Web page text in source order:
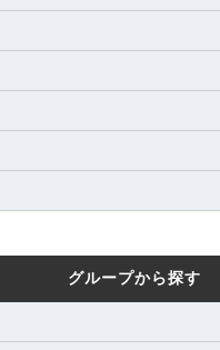
グループから探す